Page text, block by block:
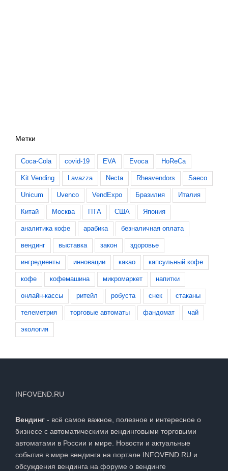
Метки
Coca-Cola covid-19 EVA Evoca HoReCa
Kit Vending Lavazza Necta Rheavendors Saeco
Unicum Uvenco VendExpo Бразилия Италия
Китай Москва ПТА США Япония
аналитика кофе арабика безналичная оплата
вендинг выставка закон здоровье
ингредиенты инновации какао капсульный кофе
кофе кофемашина микромаркет напитки
онлайн-кассы ритейл робуста снек стаканы
телеметрия торговые автоматы фандомат чай
экология
INFOVEND.RU
Вендинг - всё самое важное, полезное и интересное о
бизнесе с автоматическими вендинговыми торговыми
автоматами в России и мире. Новости и актуальные
события в мире вендинга на портале INFOVEND.RU и
обсуждения вендинга на форуме о вендинге